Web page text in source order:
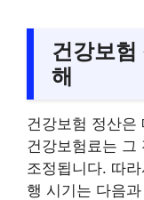
건강보험
해
건강보험 정산은
건강보험료는 그
조정됩니다. 따
행 시기는 다음